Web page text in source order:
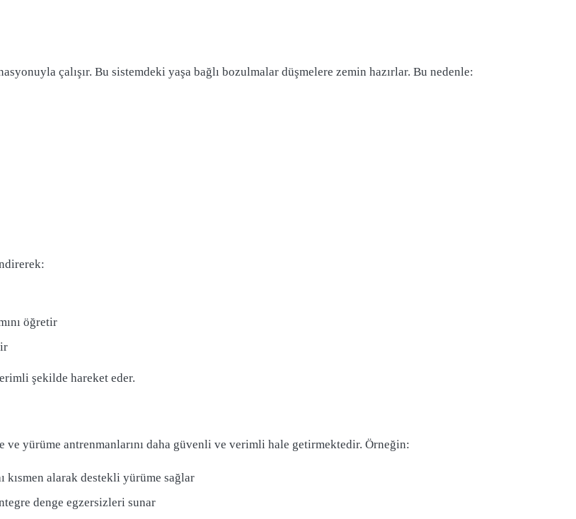
çalışır. Bu sistemdeki yaşa bağlı bozulmalar düşmelere zemin hazırlar. Bu nedenle:
öğretir
şekilde hareket eder.
yürüme antrenmanlarını daha güvenli ve verimli hale getirmektedir. Örneğin:
kısmen alarak destekli yürüme sağlar
denge egzersizleri sunar